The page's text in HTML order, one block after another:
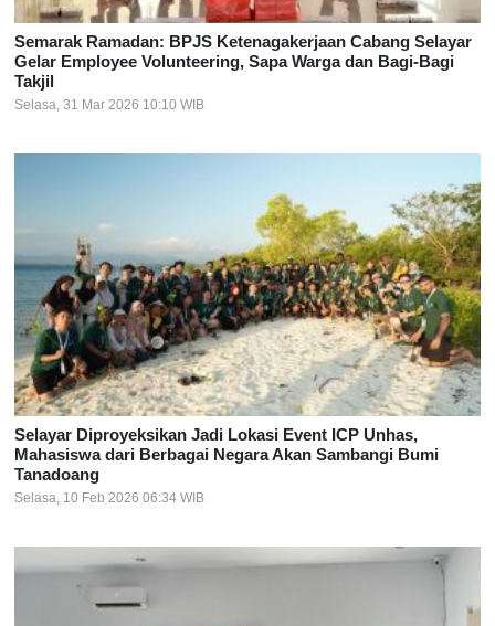
Semarak Ramadan: BPJS Ketenagakerjaan Cabang Selayar
Gelar Employee Volunteering, Sapa Warga dan Bagi-Bagi
Takjil
Selasa, 31 Mar 2026 10:10 WIB
Selayar Diproyeksikan Jadi Lokasi Event ICP Unhas,
Mahasiswa dari Berbagai Negara Akan Sambangi Bumi
Tanadoang
Selasa, 10 Feb 2026 06:34 WIB